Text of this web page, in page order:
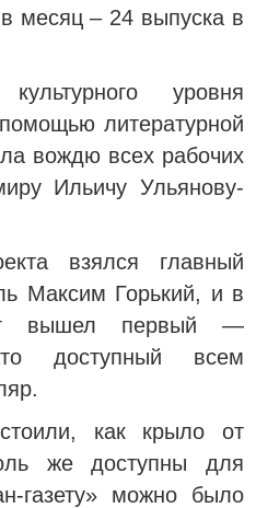
месяц – 24 выпуска в
уровня
литературной
вождю всех рабочих
Ильичу Ульянову-
взялся главный
Максим Горький, и в
вышел первый —
доступный всем
как крыло от
же доступны для
газету» можно было